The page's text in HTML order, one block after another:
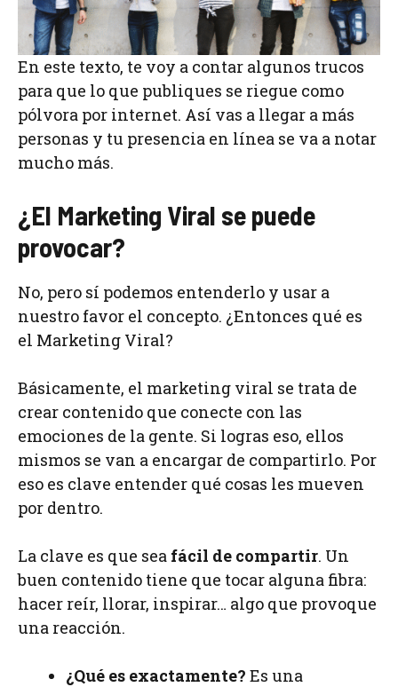
En este texto, te voy a contar algunos trucos
para que lo que publiques se riegue como
pólvora por internet. Así vas a llegar a más
personas y tu presencia en línea se va a notar
mucho más.
¿El Marketing Viral se puede
provocar?
No, pero sí podemos entenderlo y usar a
nuestro favor el concepto. ¿Entonces qué es
el Marketing Viral?
Básicamente, el marketing viral se trata de
crear contenido que conecte con las
emociones de la gente. Si logras eso, ellos
mismos se van a encargar de compartirlo. Por
eso es clave entender qué cosas les mueven
por dentro.
La clave es que sea fácil de compartir. Un
buen contenido tiene que tocar alguna fibra:
hacer reír, llorar, inspirar… algo que provoque
una reacción.
¿Qué es exactamente? Es una